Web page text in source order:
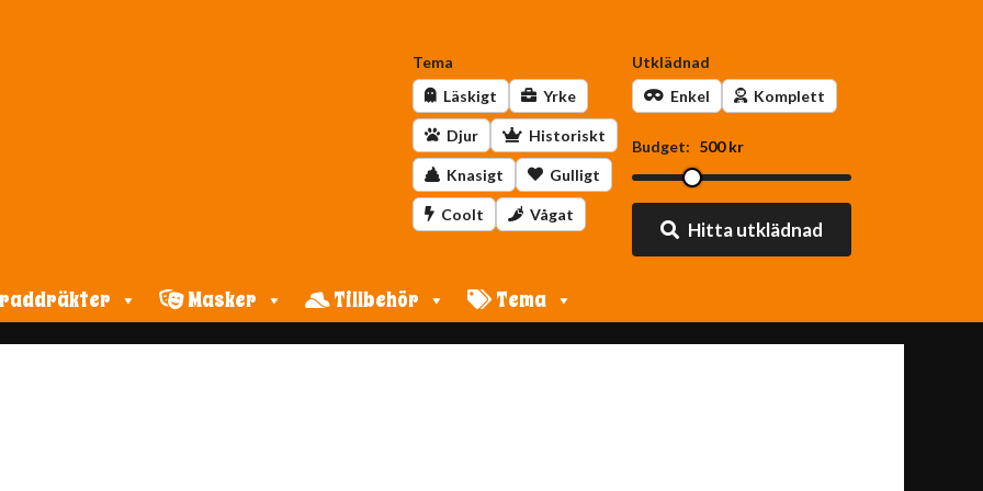
Tema
Läskigt
Yrke
Djur Historiskt
Knasigt Gulligt
Coolt Vågat
Utklädnad
Enkel
Komplett
Budget: 500 kr
Hitta utklädnad
Masker Tillbehör Tema